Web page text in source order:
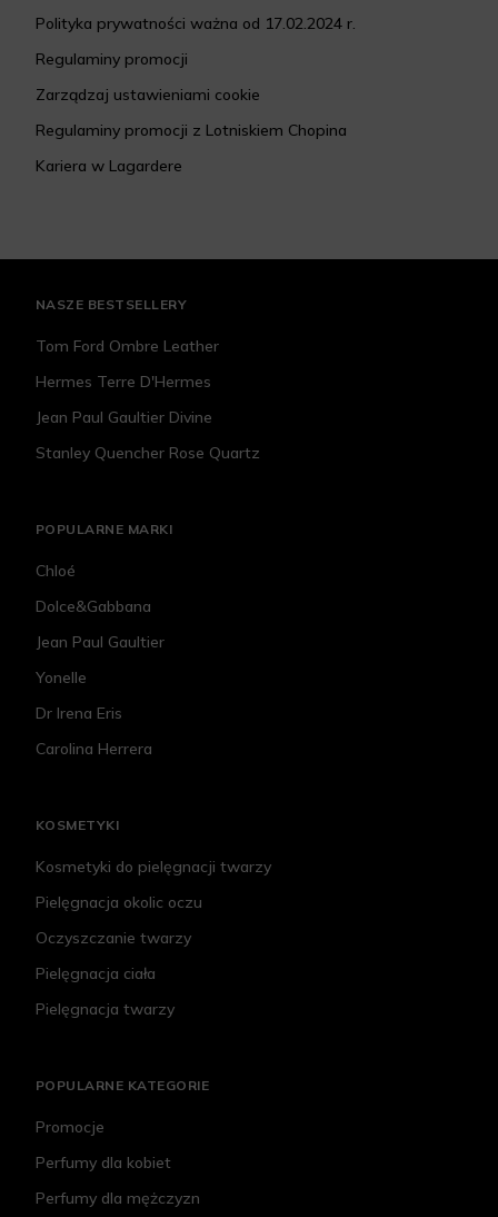
Polityka prywatności ważna od 17.02.2024 r.
Regulaminy promocji
Zarządzaj ustawieniami cookie
Regulaminy promocji z Lotniskiem Chopina
Kariera w Lagardere
NASZE BESTSELLERY
Tom Ford Ombre Leather
Hermes Terre D'Hermes
Jean Paul Gaultier Divine
Stanley Quencher Rose Quartz
POPULARNE MARKI
Chloé
Dolce&Gabbana
Jean Paul Gaultier
Yonelle
Dr Irena Eris
Carolina Herrera
KOSMETYKI
Kosmetyki do pielęgnacji twarzy
Pielęgnacja okolic oczu
Oczyszczanie twarzy
Pielęgnacja ciała
Pielęgnacja twarzy
POPULARNE KATEGORIE
Promocje
Perfumy dla kobiet
Perfumy dla mężczyzn